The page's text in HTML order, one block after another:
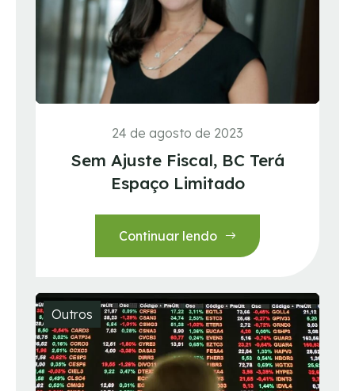
24 de agosto de 2023
Sem Ajuste Fiscal, BC Terá
Espaço Limitado
Continuar lendo
Outros